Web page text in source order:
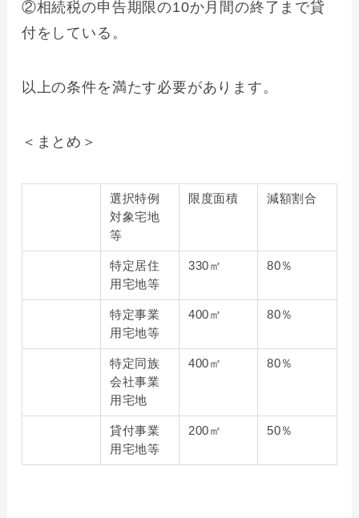
②相続税の申告期限の10か月間の終了まで貸
付をしている。
以上の条件を満たす必要があります。
＜まとめ＞
選択特例
対象宅地
等
限度面積 減額割合
特定居住
用宅地等
330㎡ 80％
特定事業
用宅地等
400㎡ 80％
特定同族
会社事業
用宅地
400㎡ 80％
貸付事業
用宅地等
200㎡ 50％